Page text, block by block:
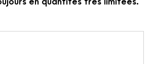
en quantités très limitées.